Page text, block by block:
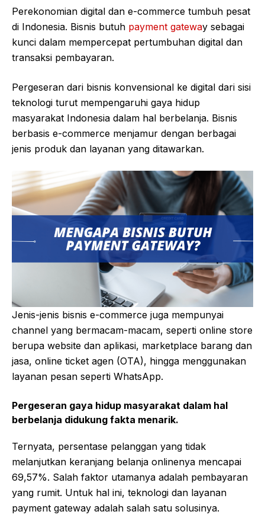
Perekonomian digital dan e-commerce tumbuh pesat
di Indonesia. Bisnis butuh payment gateway sebagai
kunci dalam mempercepat pertumbuhan digital dan
transaksi pembayaran.
Pergeseran dari bisnis konvensional ke digital dari sisi
teknologi turut mempengaruhi gaya hidup
masyarakat Indonesia dalam hal berbelanja. Bisnis
berbasis e-commerce menjamur dengan berbagai
jenis produk dan layanan yang ditawarkan.
Jenis-jenis bisnis e-commerce juga mempunyai
channel yang bermacam-macam, seperti online store
berupa website dan aplikasi, marketplace barang dan
jasa, online ticket agen (OTA), hingga menggunakan
layanan pesan seperti WhatsApp.
Pergeseran gaya hidup masyarakat dalam hal
berbelanja didukung fakta menarik.
Ternyata, persentase pelanggan yang tidak
melanjutkan keranjang belanja onlinenya mencapai
69,57%. Salah faktor utamanya adalah pembayaran
yang rumit. Untuk hal ini, teknologi dan layanan
payment gateway adalah salah satu solusinya.